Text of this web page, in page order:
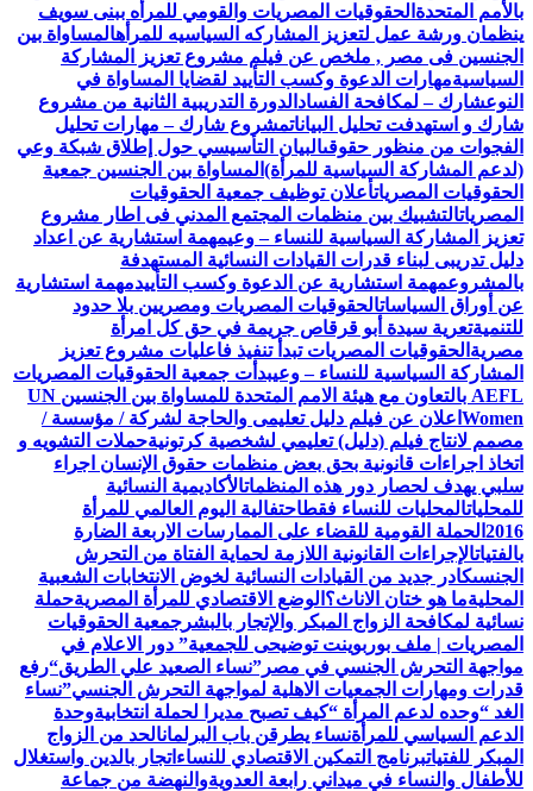
بالأمم المتحدة الحقوقيات المصريات والقومي للمرأه ببنى سويف
ينظمان ورشة عمل لتعزيز المشاركه السياسيه للمرأهالمساواة بين
الجنسين فى مصر , ملخص عن فيلم مشروع تعزيز المشاركة
السياسيةمهارات الدعوة وكسب التأييد لقضايا المساواة في
النوعشارك – لمكافحة الفساد الدورة التدريبية الثانية من مشروع
شارك و استهدفت تحليل البياناتمشروع شارك – مهارات تحليل
الفجوات من منظور حقوقىالبيان التأسيسي حول إطلاق شبكة وعي
(لدعم المشاركة السياسية للمرأة) المساواة بين الجنسين جمعية
الحقوقيات المصرياتأعلان توظيف جمعية الحقوقيات
المصرياتالتشبيك بين منظمات المجتمع المدني فى اطار مشروع
تعزيز المشاركة السياسية للنساء – وعيمهمة استشارية عن اعداد
دليل تدريبى لبناء قدرات القيادات النسائية المستهدفة
بالمشروعمهمة استشارية عن الدعوة وكسب التأييدمهمة استشارية
عن أوراق السياساتالحقوقيات المصريات ومصريين بلا حدود
للتنميةتعرية سيدة أبو قرقاص جريمة في حق كل امرأة
مصرية الحقوقيات المصريات تبدأ تنفيذ فاعليات مشروع تعزيز
المشاركة السياسية للنساء – وعيبدأت جمعية الحقوقيات المصريات
AEFL بالتعاون مع هيئة الامم المتحدة للمساواة بين الجنسين UN
Women اعلان عن فيلم دليل تعليمى والحاجة لشركة / مؤسسة /
مصمم لانتاج فيلم (دليل) تعليمي لشخصية كرتونيةحملات التشويه و
اتخاذ اجراءات قانونية بحق بعض منظمات حقوق الإنسان اجراء
سلبي يهدف لحصار دور هذه المنظماتالأكاديمية النسائية
للمحلياتالمحليات للنساء فقطاحتفالية اليوم العالمي للمرأة
2016 الحملة القومية للقضاء على الممارسات الاربعة الضارة
بالفتياتالإجراءات القانونية اللازمة لحماية الفتاة من التحرش
الجنسىكادر جديد من القيادات النسائية لخوض الانتخابات الشعبية
المحليةما هو ختان الاناث؟ الوضع الاقتصادي للمرأة المصريةحملة
نسائية لمكافحة الزواج المبكر والإتجار بالبشر جمعية الحقوقيات
المصريات | ملف بوربوينت توضيحى للجمعية” دور الاعلام في
مواجهة التحرش الجنسي في مصر”نساء الصعيد علي الطريق“رفع
قدرات ومهارات الجمعيات الاهلية لمواجهة التحرش الجنسي”نساء
الغد “وحده لدعم المرأة “كيف تصبح مديرا لحملة انتخابيةوحدة
الدعم السياسي للمرأةنساء يطرقن باب البرلمانالحد من الزواج
المبكر للفتياتبرنامج التمكين الاقتصادي للنساء اتجار بالدين واستغلال
للأطفال والنساء في ميداني رابعة العدويةوالنهضة من جماعة